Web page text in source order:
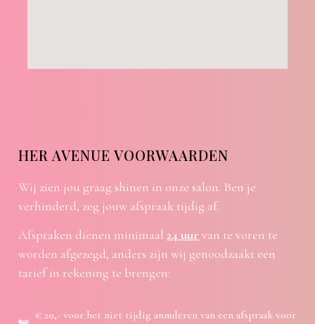
HER AVENUE VOORWAARDEN
Wij zien jou graag shinen in onze salon. Ben je
verhinderd, zeg jouw afspraak tijdig af.
Afspraken dienen minimaal24 uur van te voren te
worden afgezegd, anders zijn wij genoodzaakt een
tarief in rekening te brengen:
€ 20,- voor het niet tijdig annuleren van een afspraak voor